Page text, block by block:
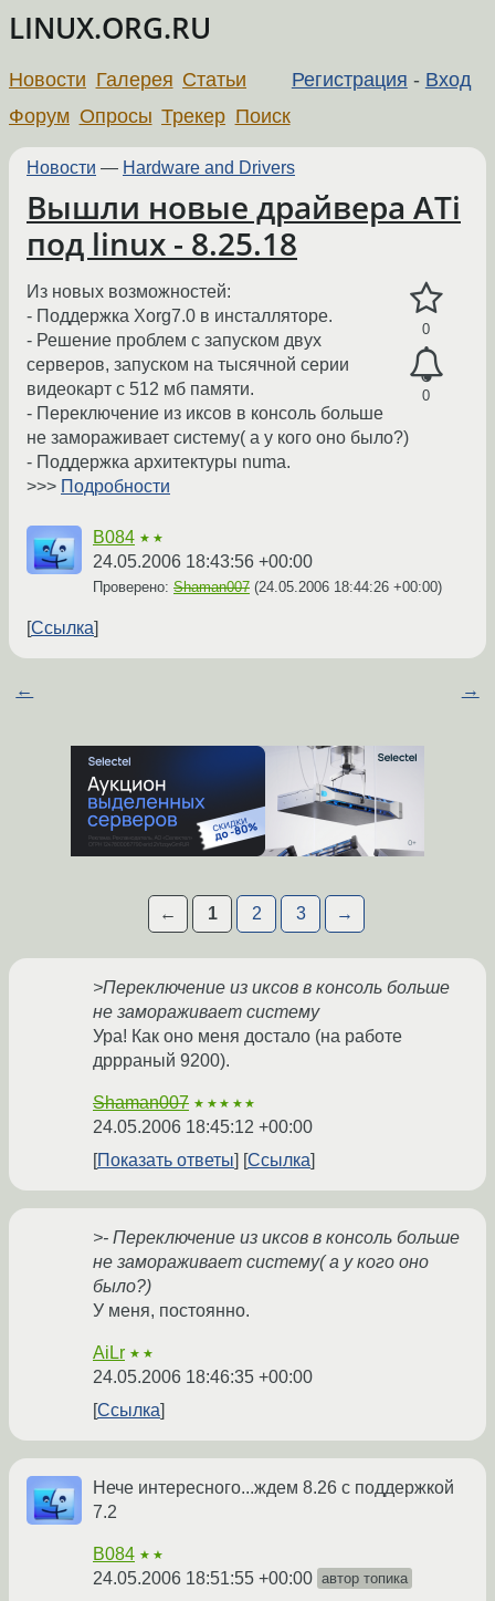
LINUX.ORG.RU
Регистрация - Вход
Новости Галерея Статьи
Форум Опросы Трекер Поиск
Новости — Hardware and Drivers
Вышли новые драйвера ATi
под linux - 8.25.18
0
0
Из новых возможностей:
- Поддержка Xorg7.0 в инсталляторе.
- Решение проблем с запуском двух
серверов, запуском на тысячной серии
видеокарт с 512 мб памяти.
- Переключение из иксов в консоль больше
не замораживает систему( а у кого оно было?)
- Поддержка архитектуры numa.
>>> Подробности
B084 ★★
24.05.2006 18:43:56 +00:00
Проверено: Shaman007 (24.05.2006 18:44:26 +00:00)
Ссылка
← →
← 1 2 3 →
>Переключение из иксов в консоль больше
не замораживает систему
Ура! Как оно меня достало (на работе
дррраный 9200).
Shaman007 ★★★★★
24.05.2006 18:45:12 +00:00
Показать ответы
Ссылка
>- Переключение из иксов в консоль больше
не замораживает систему( а у кого оно
было?)
У меня, постоянно.
AiLr ★★
24.05.2006 18:46:35 +00:00
Ссылка
Нече интересного...ждем 8.26 с поддержкой
7.2
B084 ★★
24.05.2006 18:51:55 +00:00 автор топика